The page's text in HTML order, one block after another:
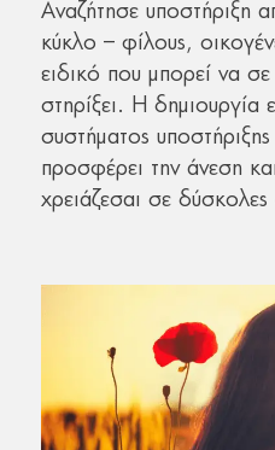
Αναζήτησε υποστήριξη
κύκλο – φίλους,
ειδικό που μπορεί να
στηρίξει. Η δημιουργία
συστήματος
προσφέρει την άνεση
χρειάζεσαι σε δύσκολες